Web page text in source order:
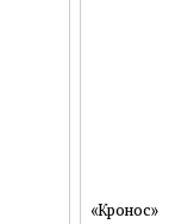
«Кронос»